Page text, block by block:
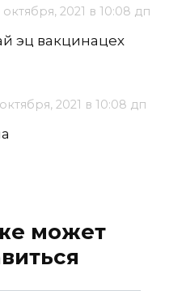
октября, 2021 в 10:08 дп
эц вакцинацех
2021 в 10:08 дп
может